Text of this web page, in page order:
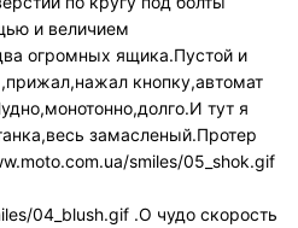
и величием
огромных ящика.Пустой и
кнопку,автомат
тут я
замасленый.Протер
smiles/05_shok.gif
04_blush.gif .О чудо скорость